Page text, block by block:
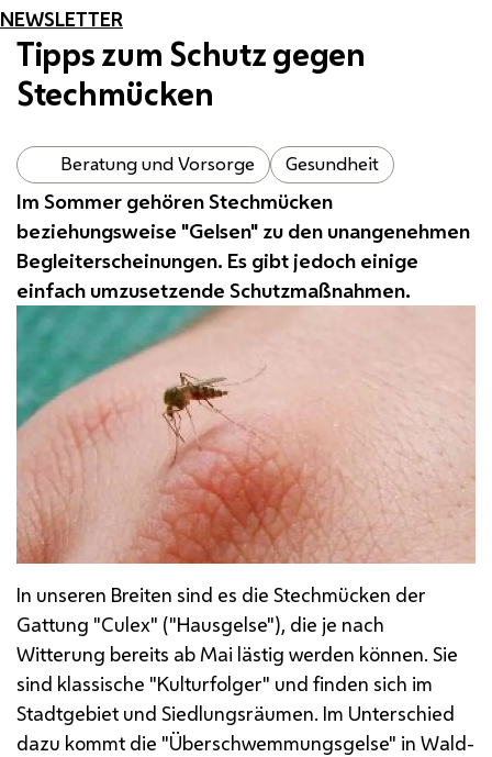
NEWSLETTER
Tipps zum Schutz gegen
Stechmücken
Beratung und Vorsorge Gesundheit
Im Sommer gehören Stechmücken
beziehungsweise "Gelsen" zu den unangenehmen
Begleiterscheinungen. Es gibt jedoch einige
einfach umzusetzende Schutzmaßnahmen.
In unseren Breiten sind es die Stechmücken der
Gattung "Culex" ("Hausgelse"), die je nach
Witterung bereits ab Mai lästig werden können. Sie
sind klassische "Kulturfolger" und finden sich im
Stadtgebiet und Siedlungsräumen. Im Unterschied
dazu kommt die "Überschwemmungsgelse" in Wald-